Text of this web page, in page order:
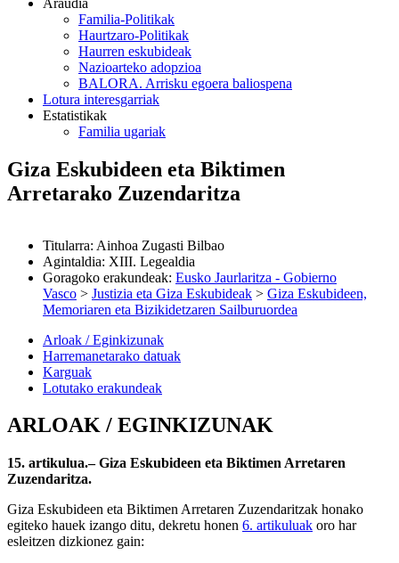
Familia-Politikak
Haurtzaro-Politikak
Haurren eskubideak
Nazioarteko adopzioa
BALORA. Arrisku egoera baliospena
Lotura interesgarriak
Estatistikak
Familia ugariak
Giza Eskubideen eta Biktimen
Arretarako Zuzendaritza
Titularra: Ainhoa Zugasti Bilbao
Agintaldia: XIII. Legealdia
Goragoko erakundeak: Eusko Jaurlaritza - Gobierno
Vasco > Justizia eta Giza Eskubideak > Giza Eskubideen,
Memoriaren eta Bizikidetzaren Sailburuordea
Arloak / Eginkizunak
Harremanetarako datuak
Karguak
Lotutako erakundeak
ARLOAK / EGINKIZUNAK
15. artikulua.– Giza Eskubideen eta Biktimen Arretaren
Zuzendaritza.
Giza Eskubideen eta Biktimen Arretaren Zuzendaritzak honako
egiteko hauek izango ditu, dekretu honen 6. artikuluak oro har
esleitzen dizkionez gain: